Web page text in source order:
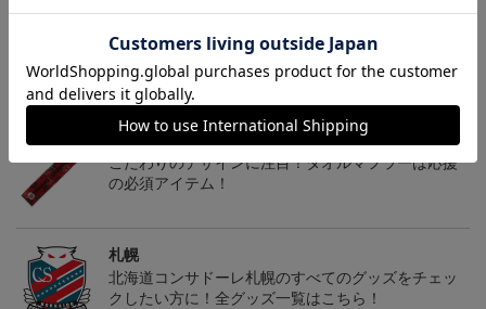
トピックス
こだわりのデザインに注目！タオルマフラーは応援
の必須アイテム！
札幌
北海道コンサドーレ札幌のすべてのグッズをチェッ
クしたい方に！全グッズ一覧はこちら！